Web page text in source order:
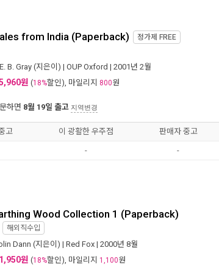
from India (Paperback) 정가제 FREE
B. Gray (지은이) | OUP Oxford | 2001년 2월
원 (18%할인), 마일리지 800원
하면 8월 19일 출고 지역변경
고 이 광활한 우주점 판매자 중고
- -
Wood Collection 1 (Paperback)
해외직수입
Dann (지은이) | Red Fox | 2000년 8월
원 (18%할인), 마일리지 1,100원